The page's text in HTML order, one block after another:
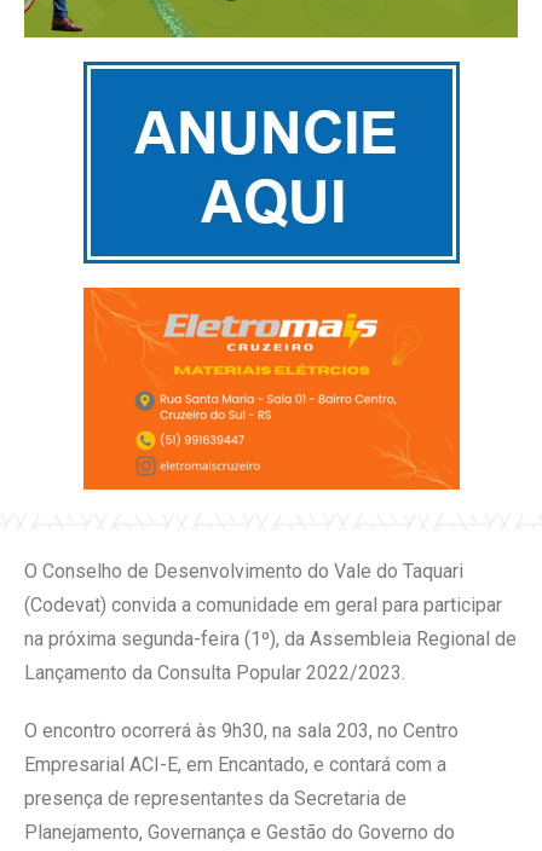
O Conselho de Desenvolvimento do Vale do Taquari
(Codevat) convida a comunidade em geral para participar
na próxima segunda-feira (1º), da Assembleia Regional de
Lançamento da Consulta Popular 2022/2023.
O encontro ocorrerá às 9h30, na sala 203, no Centro
Empresarial ACI-E, em Encantado, e contará com a
presença de representantes da Secretaria de
Planejamento, Governança e Gestão do Governo do